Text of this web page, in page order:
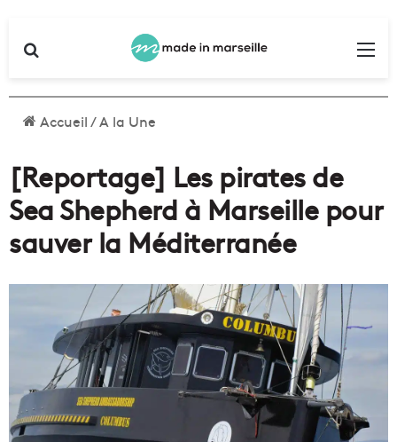
Accueil/A la Une
[Reportage] Les pirates de
Sea Shepherd à Marseille pour
sauver la Méditerranée